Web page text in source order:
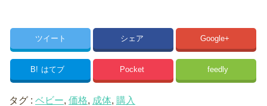
ツイート シェア Google+
B! はてブ Pocket feedly
タグ : ベビー, 価格, 成体, 購入